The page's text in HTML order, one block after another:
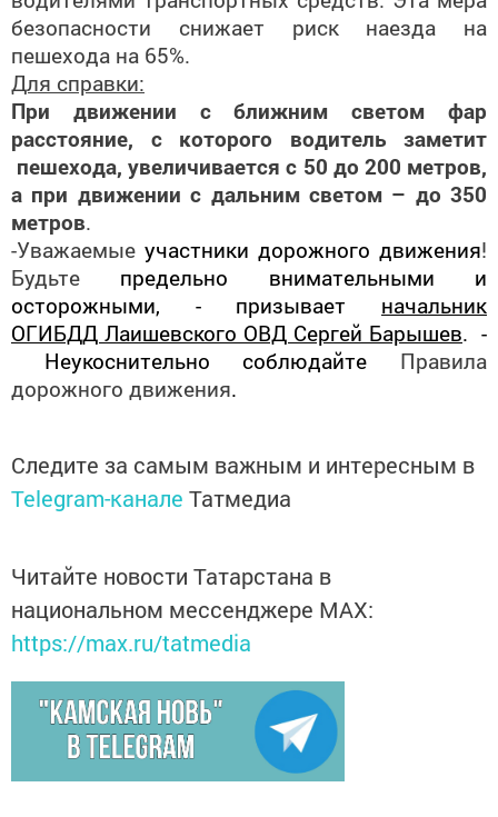
безопасности снижает риск наезда на
пешехода на 65%.
Для справки:
При движении с ближним светом фар
расстояние, с которого водитель заметит
пешехода, увеличивается с 50 до 200 метров,
а при движении с дальним светом – до 350
метров.
-Уважаемые участники дорожного движения!
Будьте предельно внимательными и
осторожными, - призывает начальник
ОГИБДД Лаишевского ОВД Сергей Барышев. -
Неукоснительно соблюдайте Правила
дорожного движения.
Следите за самым важным и интересным в
Telegram-канале Татмедиа
Читайте новости Татарстана в
национальном мессенджере MАХ:
https://max.ru/tatmedia